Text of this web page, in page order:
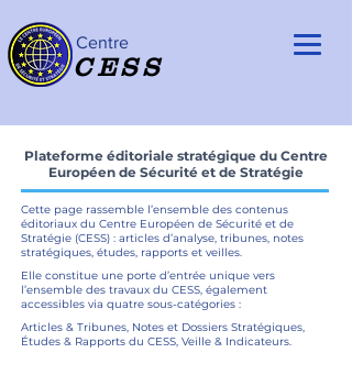
Centre
CESS
Plateforme éditoriale stratégique du Centre
Européen de Sécurité et de Stratégie
Cette page rassemble l’ensemble des contenus
éditoriaux du Centre Européen de Sécurité et de
Stratégie (CESS) : articles d’analyse, tribunes, notes
stratégiques, études, rapports et veilles.
Elle constitue une porte d’entrée unique vers
l’ensemble des travaux du CESS, également
accessibles via quatre sous-catégories :
Articles & Tribunes, Notes et Dossiers Stratégiques,
Études & Rapports du CESS, Veille & Indicateurs.